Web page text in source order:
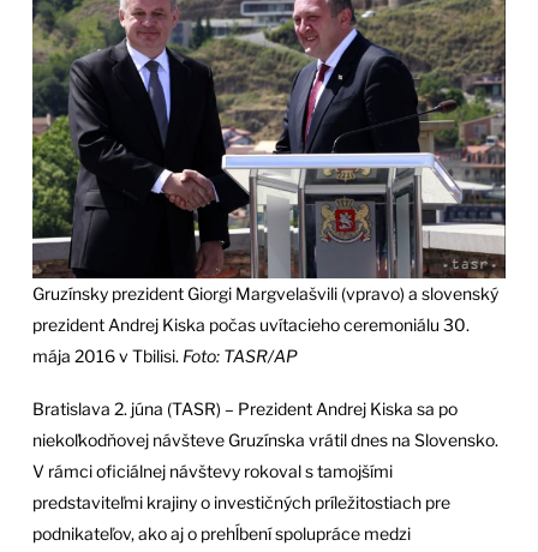
Gruzínsky prezident Giorgi Margvelašvili (vpravo) a slovenský
prezident Andrej Kiska počas uvítacieho ceremoniálu 30.
mája 2016 v Tbilisi. Foto: TASR/AP
Bratislava 2. júna (TASR) – Prezident Andrej Kiska sa po
niekoľkodňovej návšteve Gruzínska vrátil dnes na Slovensko.
V rámci oficiálnej návštevy rokoval s tamojšími
predstaviteľmi krajiny o investičných príležitostiach pre
podnikateľov, ako aj o prehĺbení spolupráce medzi